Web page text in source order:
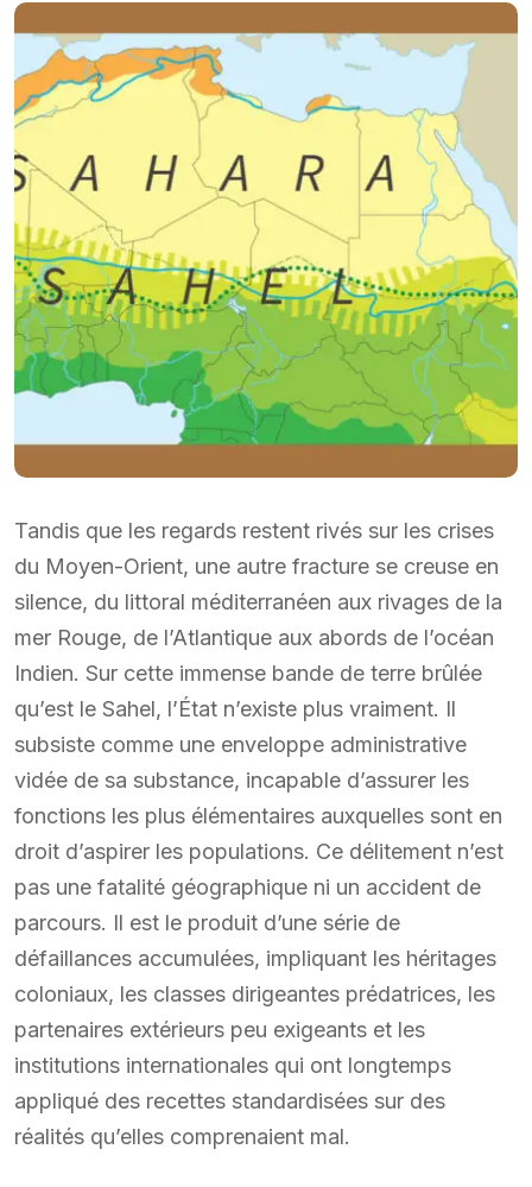
Tandis que les regards restent rivés sur les crises
du Moyen-Orient, une autre fracture se creuse en
silence, du littoral méditerranéen aux rivages de la
mer Rouge, de l’Atlantique aux abords de l’océan
Indien. Sur cette immense bande de terre brûlée
qu’est le Sahel, l’État n’existe plus vraiment. Il
subsiste comme une enveloppe administrative
vidée de sa substance, incapable d’assurer les
fonctions les plus élémentaires auxquelles sont en
droit d’aspirer les populations. Ce délitement n’est
pas une fatalité géographique ni un accident de
parcours. Il est le produit d’une série de
défaillances accumulées, impliquant les héritages
coloniaux, les classes dirigeantes prédatrices, les
partenaires extérieurs peu exigeants et les
institutions internationales qui ont longtemps
appliqué des recettes standardisées sur des
réalités qu’elles comprenaient mal.